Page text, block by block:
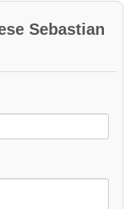
Sebastian